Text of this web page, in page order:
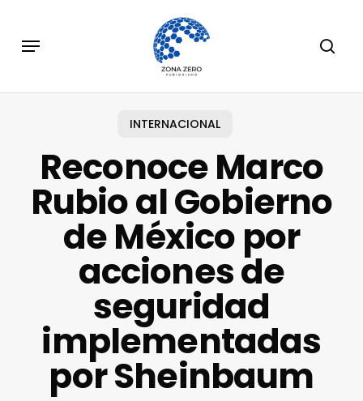
main
Menu
INTERNACIONAL
Reconoce Marco
Rubio al Gobierno
de México por
acciones de
seguridad
implementadas
por Sheinbaum